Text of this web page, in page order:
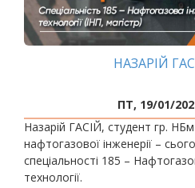
НАЗАРІЙ
ПТ, 19/01/
Назарій ГАСІЙ, студент гр.
нафтогазової інженерії –
спеціальності 185 –
технології.